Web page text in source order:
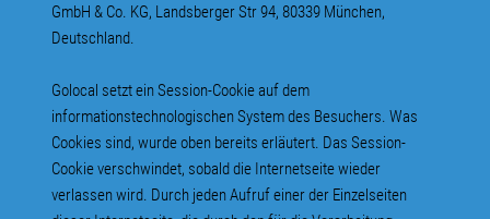
GmbH & Co. KG, Landsberger Str 94, 80339 München,
Deutschland.
Golocal setzt ein Session-Cookie auf dem
informationstechnologischen System des Besuchers. Was
Cookies sind, wurde oben bereits erläutert. Das Session-
Cookie verschwindet, sobald die Internetseite wieder
verlassen wird. Durch jeden Aufruf einer der Einzelseiten